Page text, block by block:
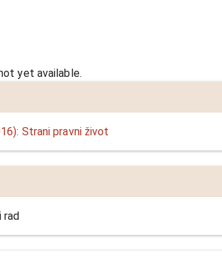
yet available.
Strani pravni život
rad